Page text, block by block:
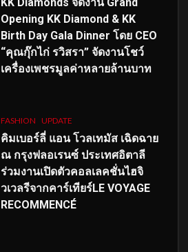
Opening KK Diamond & KK
Birth Day Gala Dinner โดย CEO
“คุณกุ๊กไก่ รวิสรา” จัดงานโชว์
เครื่องเพชรมูลค่าหลายล้านบาท
FASHION UPDATE
คิมเบอร์ลี่ แอน โวลเทมัส เฉิดฉาย
ณ กรุงฟลอเรนซ์ ประเทศอิตาลี
ร่วมงานเปิดตัวคอลเลคชั่นไฮจิ
วเวลรีจากคาร์เทียร์LE VOYAGE
RECOMMENCÉ